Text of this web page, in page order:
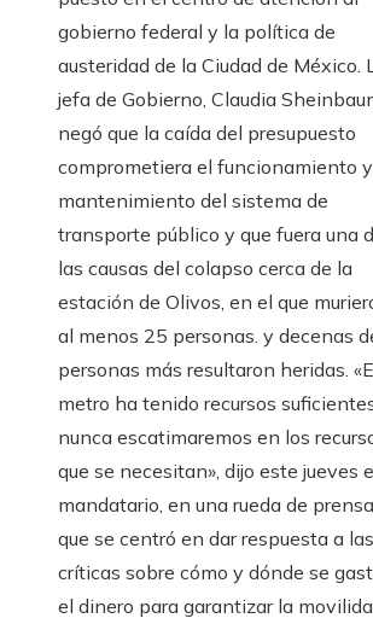
gobierno federal y la política de
austeridad de la Ciudad de México.
jefa de Gobierno, Claudia
negó que la caída del presupuesto
comprometiera el funcionamiento y
mantenimiento del sistema de
transporte público y que fuera una
las causas del colapso cerca de la
estación de Olivos, en el que
al menos 25 personas. y decenas
personas más resultaron heridas.
metro ha tenido recursos
nunca escatimaremos en los
que se necesitan», dijo este jueves
mandatario, en una rueda de prensa
que se centró en dar respuesta a las
críticas sobre cómo y dónde se
el dinero para garantizar la